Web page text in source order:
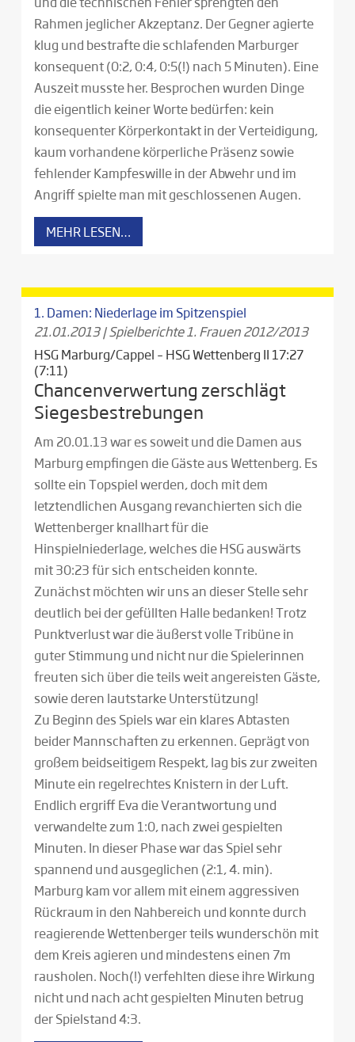
Rahmen jeglicher Akzeptanz. Der Gegner agierte
klug und bestrafte die schlafenden Marburger
konsequent (0:2, 0:4, 0:5(!) nach 5 Minuten). Eine
Auszeit musste her. Besprochen wurden Dinge
die eigentlich keiner Worte bedürfen: kein
konsequenter Körperkontakt in der Verteidigung,
kaum vorhandene körperliche Präsenz sowie
fehlender Kampfeswille in der Abwehr und im
Angriff spielte man mit geschlossenen Augen.
MEHR LESEN…
1. Damen: Niederlage im Spitzenspiel
21.01.2013|Spielberichte 1. Frauen 2012/2013
HSG Marburg/Cappel – HSG Wettenberg II 17:27
(7:11)
Chancenverwertung zerschlägt
Siegesbestrebungen
Am 20.01.13 war es soweit und die Damen aus
Marburg empfingen die Gäste aus Wettenberg. Es
sollte ein Topspiel werden, doch mit dem
letztendlichen Ausgang revanchierten sich die
Wettenberger knallhart für die
Hinspielniederlage, welches die HSG auswärts
mit 30:23 für sich entscheiden konnte.
Zunächst möchten wir uns an dieser Stelle sehr
deutlich bei der gefüllten Halle bedanken! Trotz
Punktverlust war die äußerst volle Tribüne in
guter Stimmung und nicht nur die Spielerinnen
freuten sich über die teils weit angereisten Gäste,
sowie deren lautstarke Unterstützung!
Zu Beginn des Spiels war ein klares Abtasten
beider Mannschaften zu erkennen. Geprägt von
großem beidseitigem Respekt, lag bis zur zweiten
Minute ein regelrechtes Knistern in der Luft.
Endlich ergriff Eva die Verantwortung und
verwandelte zum 1:0, nach zwei gespielten
Minuten. In dieser Phase war das Spiel sehr
spannend und ausgeglichen (2:1, 4. min).
Marburg kam vor allem mit einem aggressiven
Rückraum in den Nahbereich und konnte durch
reagierende Wettenberger teils wunderschön mit
dem Kreis agieren und mindestens einen 7m
rausholen. Noch(!) verfehlten diese ihre Wirkung
nicht und nach acht gespielten Minuten betrug
der Spielstand 4:3.